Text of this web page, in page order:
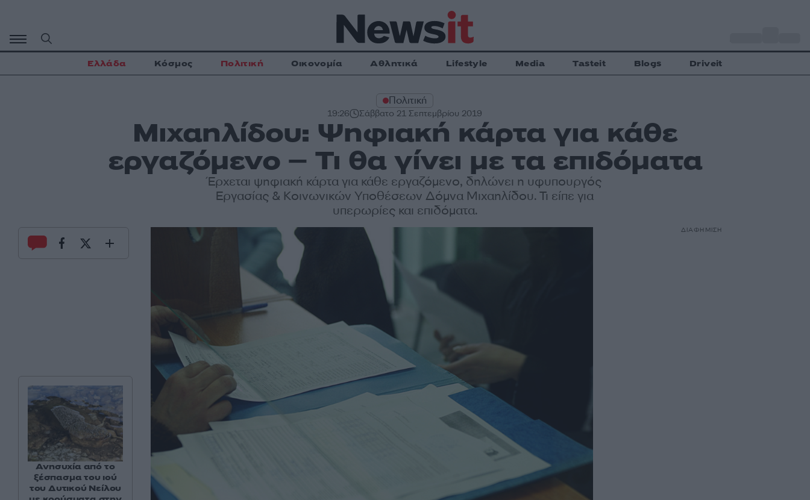
περιεχόμενο
Ελλάδα Κόσμος Πολιτική Οικονομία Αθλητικά Lifestyle Media Tasteit Blogs Driveit
Πολιτική
19:26 Σάββατο 21 Σεπτεμβρίου 2019
Μιχαηλίδου: Ψηφιακή κάρτα για κάθε
εργαζόμενο – Τι θα γίνει με τα επιδόματα
Έρχεται ψηφιακή κάρτα για κάθε εργαζόμενο, δηλώνει η υφυπουργός
Εργασίας & Κοινωνικών Υποθέσεων Δόμνα Μιχαηλίδου. Τι είπε για
υπερωρίες και επιδόματα.
Ανησυχία από το
ξέσπασμα του ιού
του Δυτικού Νείλου
ΔΙΑΦΗΜΙΣΗ